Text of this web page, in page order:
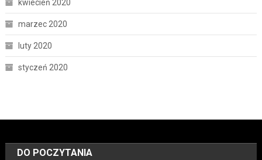
kwiecień 2020
marzec 2020
luty 2020
styczeń 2020
DO POCZYTANIA